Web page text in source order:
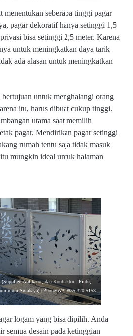
menentukan seberapa tinggi pagar
pagar dekoratif hanya setinggi 1,5
bisa setinggi 2,5 meter. Karena
untuk meningkatkan daya tarik
ada alasan untuk meningkatkan
untuk menghalangi orang
itu, harus dibuat cukup tinggi.
utama saat memilih
pagar. Mendirikan pagar setinggi
rumah tentu saja tidak masuk
mungkin ideal untuk halaman
Aplikator, dan Kontraktor - Pintu,
Surabaya) | Phone/WA 0855-320-5153
logam yang bisa dipilih. Anda
semua desain pada ketinggian